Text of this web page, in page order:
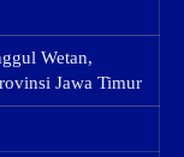
Wetan,
Jawa Timur